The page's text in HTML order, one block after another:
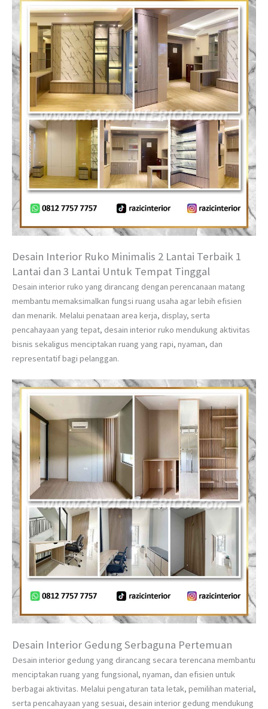
Desain Interior Ruko Minimalis 2 Lantai Terbaik 1
Lantai dan 3 Lantai Untuk Tempat Tinggal
Desain interior ruko yang dirancang dengan perencanaan matang
membantu memaksimalkan fungsi ruang usaha agar lebih efisien
dan menarik. Melalui penataan area kerja, display, serta
pencahayaan yang tepat, desain interior ruko mendukung aktivitas
bisnis sekaligus menciptakan ruang yang rapi, nyaman, dan
representatif bagi pelanggan.
Desain Interior Gedung Serbaguna Pertemuan
Desain interior gedung yang dirancang secara terencana membantu
menciptakan ruang yang fungsional, nyaman, dan efisien untuk
berbagai aktivitas. Melalui pengaturan tata letak, pemilihan material,
serta pencahayaan yang sesuai, desain interior gedung mendukung